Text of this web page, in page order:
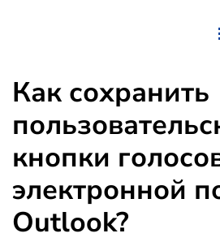
Как сохранить
кнопки
электронной
Outlook?